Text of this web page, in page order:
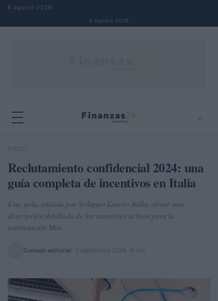
Saltar al contenido
6 agosto 2026
6 agosto 2026
⌕
Buscar
FISCO
Reclutamiento confidencial 2024: una
guía completa de incentivos en Italia
Esta guía, editada por Sviluppo Lavoro Italia, ofrece una
descripción detallada de los incentivos activos para la
contratación Más
Consejo editorial 2 septiembre 2024 · 6 min